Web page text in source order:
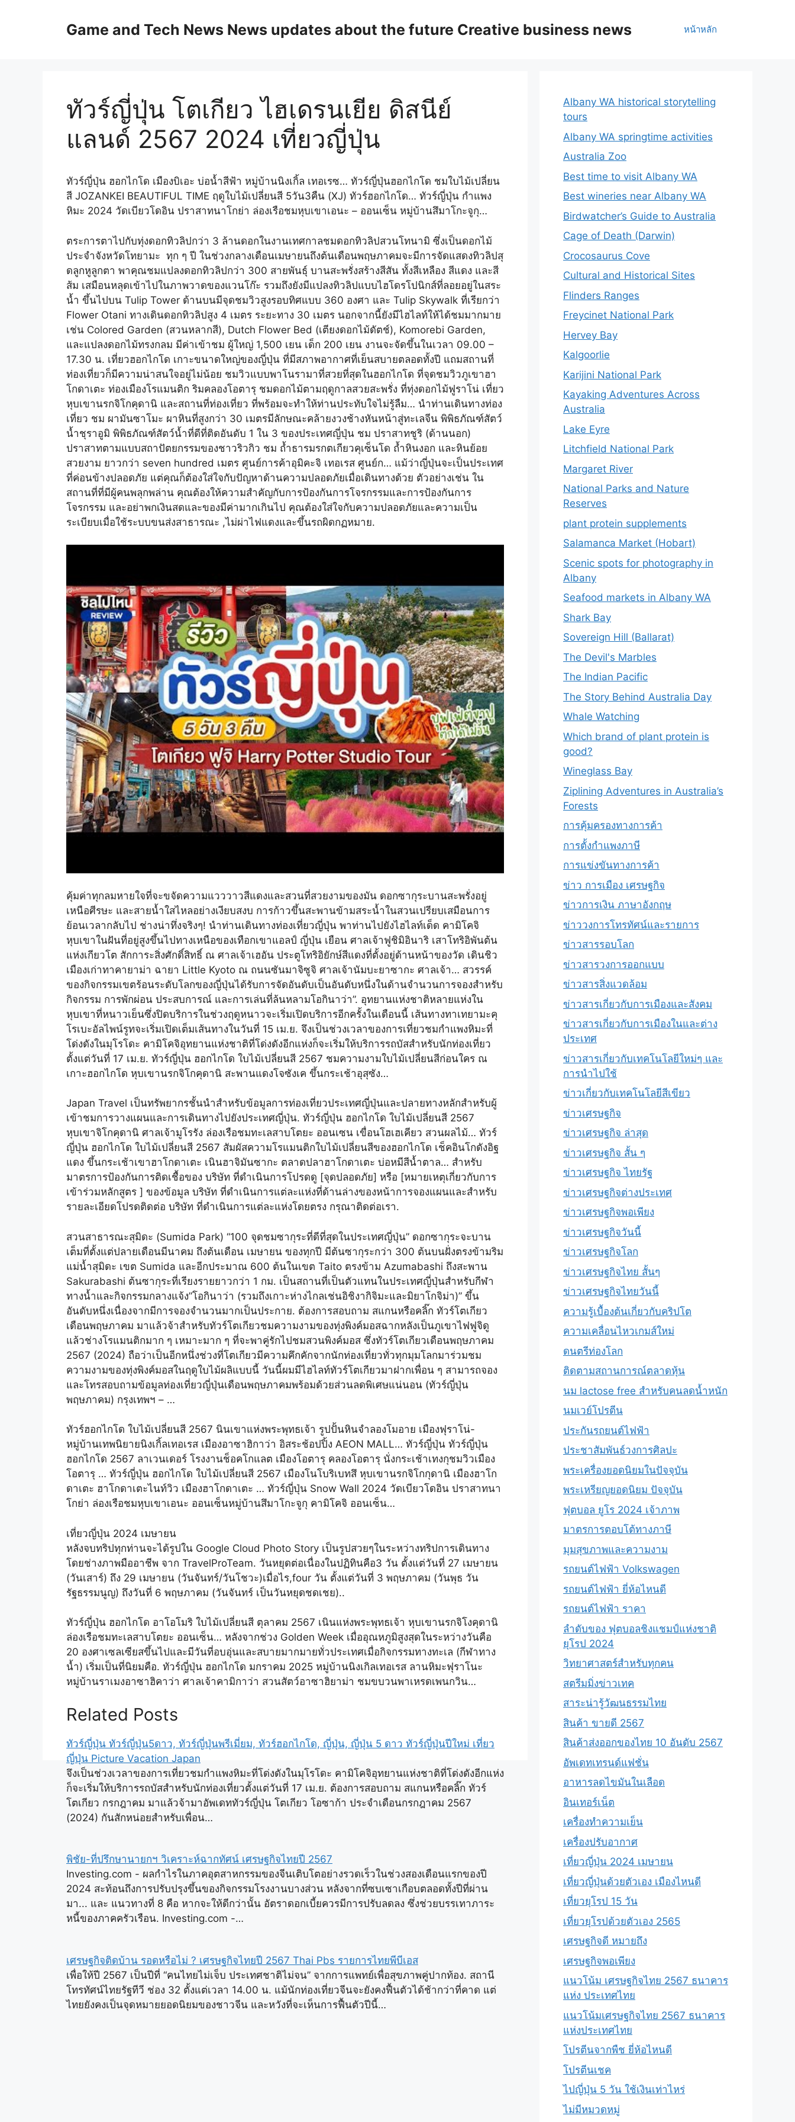
Game and Tech News News updates about the future Creative business news หน้าหลัก
ทัวร์ญี่ปุ่น โตเกียว ไฮเดรนเยีย ดิสนีย์
แลนด์ 2567 2024 เที่ยวญี่ปุ่น
ทัวร์ญี่ปุ่น ฮอกไกโด เมืองบิเอะ บ่อน้ำสีฟ้า หมู่บ้านนิงเกิ้ล เทอเรซ… ทัวร์ญี่ปุ่นฮอกไกโด ชมใบไม้เปลี่ยน
สี JOZANKEI BEAUTIFUL TIME ฤดูใบไม้เปลี่ยนสี 5วัน3คืน (XJ) ทัวร์ฮอกไกโด… ทัวร์ญี่ปุ่น กำแพง
หิมะ 2024 วัดเบียวโดอิน ปราสาทนาโกย่า ล่องเรือชมหุบเขาเอนะ – ออนเซ็น หมู่บ้านสึมาโกะจูกุ…
ตระการตาไปกับทุ่งดอกทิวลิปกว่า 3 ล้านดอกในงานเทศกาลชมดอกทิวลิปสวนโทนามิ ซึ่งเป็นดอกไม้
ประจำจังหวัดโทยามะ ทุก ๆ ปี ในช่วงกลางเดือนเมษายนถึงต้นเดือนพฤษภาคมจะมีการจัดแสดงทิวลิปสุ
ดลูกหูลูกตา พาคุณชมแปลงดอกทิวลิปกว่า 300 สายพันธุ์ บานสะพรั่งสร้างสีสัน ทั้งสีเหลือง สีแดง และสี
ส้ม เสมือนหลุดเข้าไปในภาพวาดของแวนโก๊ะ รวมถึงยังมีแปลงทิวลิปแบบไฮโดรโปนิกส์ที่ลอยอยู่ในสระ
น้ำ ขึ้นไปบน Tulip Tower ด้านบนมีจุดชมวิวสูงรอบทิศแบบ 360 องศา และ Tulip Skywalk ที่เรียกว่า
Flower Otani ทางเดินดอกทิวลิปสูง 4 เมตร ระยะทาง 30 เมตร นอกจากนี้ยังมีไฮไลท์ให้ได้ชมมากมาย
เช่น Colored Garden (สวนหลากสี), Dutch Flower Bed (เตียงดอกไม้ดัตช์), Komorebi Garden,
และแปลงดอกไม้ทรงกลม มีค่าเข้าชม ผู้ใหญ่ 1,500 เยน เด็ก 200 เยน งานจะจัดขึ้นในเวลา 09.00 –
17.30 น. เที่ยวฮอกไกโด เกาะขนาดใหญ่ของญี่ปุ่น ที่มีสภาพอากาศที่เย็นสบายตลอดทั้งปี แถมสถานที่
ท่องเที่ยวก็มีความน่าสนใจอยู่ไม่น้อย ชมวิวแบบพาโนรามาที่สวยที่สุดในฮอกไกโด ที่จุดชมวิวภูเขาฮา
โกดาเตะ ท่องเมืองโรแมนติก ริมคลองโอตารุ ชมดอกไม้ตามฤดูกาลสวยสะพรั่ง ที่ทุ่งดอกไม้ฟูราโน่ เที่ยว
หุบเขานรกจิโกคุดานิ และสถานที่ท่องเที่ยว ที่พร้อมจะทำให้ท่านประทับใจไม่รู้ลืม… นำท่านเดินทางท่อง
เที่ยว ชม ผามันซาโมะ ผาหินที่สูงกว่า 30 เมตรมีลักษณะคล้ายงวงช้างหันหน้าสู่ทะเลจีน พิพิธภัณฑ์สัตว์
น้ำชุราอูมิ พิพิธภัณฑ์สัตว์น้ำที่ดีที่ติดอันดับ 1 ใน 3 ของประเทศญี่ปุ่น ชม ปราสาทชูริ (ด้านนอก)
ปราสาทตามแบบสถาปัตยกรรมของชาวริวกิว ชม ถ้ำธารมรกตเกียวคุเซ็นโด ถ้ำหินงอก และหินย้อย
สวยงาม ยาวกว่า seven hundred เมตร ศูนย์การค้าอุมิคะจิ เทอเรส ศูนย์ก… แม้ว่าญี่ปุ่นจะเป็นประเทศ
ที่ค่อนข้างปลอดภัย แต่คุณก็ต้องใส่ใจกับปัญหาด้านความปลอดภัยเมื่อเดินทางด้วย ตัวอย่างเช่น ใน
สถานที่ที่มีผู้คนพลุกพล่าน คุณต้องให้ความสำคัญกับการป้องกันการโจรกรรมและการป้องกันการ
โจรกรรม และอย่าพกเงินสดและของมีค่ามากเกินไป คุณต้องใส่ใจกับความปลอดภัยและความเป็น
ระเบียบเมื่อใช้ระบบขนส่งสาธารณะ ,ไม่ผ่าไฟแดงและขึ้นรถผิดกฏหมาย.
คุ้มค่าทุกลมหายใจที่จะขจัดความแวววาวสีแดงและสวนที่สวยงามของมัน ดอกซากุระบานสะพรั่งอยู่
เหนือศีรษะ และสายน้ำใสไหลอย่างเงียบสงบ การก้าวขึ้นสะพานข้ามสระน้ำในสวนเปรียบเสมือนการ
ย้อนเวลากลับไป ช่างน่าทึ่งจริงๆ! นำท่านเดินทางท่องเที่ยวญี่ปุ่น พาท่านไปยังไฮไลท์เด็ด คามิโคจิ
หุบเขาในฝันที่อยู่สูงขึ้นไปทางเหนือของเทือกเขาแอลป์ ญี่ปุ่น เยือน ศาลเจ้าฟูชิมิอินาริ เสาโทริอิพันต้น
แห่งเกียวโต สักการะสิ่งศักดิ์สิทธิ์ ณ ศาลเจ้าเฮอัน ประตูโทริอิยักษ์สีแดงที่ตั้งอยู่ด้านหน้าของวัด เดินชิว
เมืองเก่าทาคายาม่า ฉายา Little Kyoto ณ ถนนซันมาจิซูจิ ศาลเจ้านัมบะยาซากะ ศาลเจ้า… สวรรค์
ของกิจกรรมเขตร้อนระดับโลกของญี่ปุ่นได้รับการจัดอันดับเป็นอันดับหนึ่งในด้านจำนวนการจองสำหรับ
กิจกรรม การพักผ่อน ประสบการณ์ และการเล่นที่ล้นหลามโอกินาว่า”. อุทยานแห่งชาติหลายแห่งใน
หุบเขาที่หนาวเย็นซึ่งปิดบริการในช่วงฤดูหนาวจะเริ่มเปิดบริการอีกครั้งในเดือนนี้ เส้นทางทาเทยามะคุ
โรเบะอัลไพน์รูทจะเริ่มเปิดเต็มเส้นทางในวันที่ 15 เม.ย. จึงเป็นช่วงเวลาของการเที่ยวชมกำแพงหิมะที่
โด่งดังในมุโรโดะ คามิโคจิอุทยานแห่งชาติที่โด่งดังอีกแห่งก็จะเริ่มให้บริการรถบัสสำหรับนักท่องเที่ยว
ตั้งแต่วันที่ 17 เม.ย. ทัวร์ญี่ปุ่น ฮอกไกโด ใบไม้เปลี่ยนสี 2567 ชมความงามใบไม้เปลี่ยนสีก่อนใคร ณ
เกาะฮอกไกโด หุบเขานรกจิโกคุดานิ สะพานแดงโจซังเค ขึ้นกระเช้าอุสุซัง…
Japan Travel เป็นทรัพยากรชั้นนำสำหรับข้อมูลการท่องเที่ยวประเทศญี่ปุ่นและปลายทางหลักสำหรับผู้
เข้าชมการวางแผนและการเดินทางไปยังประเทศญี่ปุ่น. ทัวร์ญี่ปุ่น ฮอกไกโด ใบไม้เปลี่ยนสี 2567
หุบเขาจิโกคุดานิ ศาลเจ้ามูโรรัง ล่องเรือชมทะเลสาบโตยะ ออนเซน เขื่อนโฮเฮเคียว สวนผลไม้… ทัวร์
ญี่ปุ่น ฮอกไกโด ใบไม้เปลี่ยนสี 2567 สัมผัสความโรแมนติกใบไม้เปลี่ยนสีของฮอกไกโด เช็คอินโกดังอิฐ
แดง ขึ้นกระเช้าเขาฮาโกดาเตะ เนินฮาจิมันซากะ ตลาดปลาฮาโกดาเตะ บ่อหมีสีน้ำตาล… สำหรับ
มาตรการป้องกันการติดเชื้อของ บริษัท ที่ดำเนินการโปรดดู [จุดปลอดภัย] หรือ [หมายเหตุเกี่ยวกับการ
เข้าร่วมหลักสูตร ] ของข้อมูล บริษัท ที่ดำเนินการแต่ละแห่งที่ด้านล่างของหน้าการจองแผนและสำหรับ
รายละเอียดโปรดติดต่อ บริษัท ที่ดำเนินการแต่ละแห่งโดยตรง กรุณาติดต่อเรา.
สวนสาธารณะสุมิดะ (Sumida Park) “100 จุดชมซากุระที่ดีที่สุดในประเทศญี่ปุ่น” ดอกซากุระจะบาน
เต็มที่ตั้งแต่ปลายเดือนมีนาคม ถึงต้นเดือน เมษายน ของทุกปี มีต้นซากุระกว่า 300 ต้นบนฝั่งตรงข้ามริม
แม่น้ำสุมิดะ เขต Sumida และอีกประมาณ 600 ต้นในเขต Taito ตรงข้าม Azumabashi ถึงสะพาน
Sakurabashi ต้นซากุระที่เรียงรายยาวกว่า 1 กม. เป็นสถานที่เป็นตัวแทนในประเทศญี่ปุ่นสำหรับกีฬา
ทางน้ำและกิจกรรมกลางแจ้ง”โอกินาว่า (รวมถึงเกาะห่างไกลเช่นอิชิงากิจิมะและมิยาโกจิม่า)” ขึ้น
อันดับหนึ่งเนื่องจากมีการจองจำนวนมากเป็นประกาย. ต้องการสอบถาม สแกนหรือคลิ๊ก ทัวร์โตเกียว
เดือนพฤษภาคม มาแล้วจ้าสำหรับทัวร์โตเกียวชมความงามของทุ่งพิงค์มอสฉากหลังเป็นภูเขาไฟฟูจิดู
แล้วช่างโรแมนติกมาก ๆ เหมาะมาก ๆ ที่จะพาคู่รักไปชมสวนพิงค์มอส ซึ่งทัวร์โตเกียวเดือนพฤษภาคม
2567 (2024) ถือว่าเป็นอีกหนึ่งช่วงที่โตเกียวมีความคึกคักจากนักท่องเที่ยวทั่วทุกมุมโลกมาร่วมชม
ความงามของทุ่งพิงค์มอสในฤดูใบไม้ผลิแบบนี้ วันนี้ผมมีไฮไลท์ทัวร์โตเกียวมาฝากเพื่อน ๆ สามารถจอง
และโทรสอบถามข้อมูลท่องเที่ยวญี่ปุ่นเดือนพฤษภาคมพร้อมด้วยส่วนลดพิเศษแน่นอน (ทัวร์ญี่ปุ่น
พฤษภาคม) กรุงเทพฯ – …
ทัวร์ฮอกไกโด ใบไม้เปลี่ยนสี 2567 นินเขาแห่งพระพุทธเจ้า รูปปั้นหินจำลองโมอาย เมืองฟุราโน่-
หมู่บ้านเทพนิยายนิงเกิ้ลเทอเรส เมืองอาซาฮิกาว่า อิสระช้อปปิ้ง AEON MALL… ทัวร์ญี่ปุ่น ทัวร์ญี่ปุ่น
ฮอกไกโด 2567 ลาเวนเดอร์ โรงงานช็อคโกแลต เมืองโอตารุ คลองโอตารุ นั่งกระเช้าเทงกุชมวิวเมือง
โอตารุ … ทัวร์ญี่ปุ่น ฮอกไกโด ใบไม้เปลี่ยนสี 2567 เมืองโนโบริเบทสึ หุบเขานรกจิโกกุดานิ เมืองฮาโก
ดาเตะ ฮาโกดาเตะไนท์วิว เมืองฮาโกดาเตะ … ทัวร์ญี่ปุ่น Snow Wall 2024 วัดเบียวโดอิน ปราสาทนา
โกย่า ล่องเรือชมหุบเขาเอนะ ออนเซ็นหมู่บ้านสึมาโกะจูกุ คามิโคจิ ออนเซ็น…
เที่ยวญี่ปุ่น 2024 เมษายน
หลังจบทริปทุกท่านจะได้รูปใน Google Cloud Photo Story เป็นรูปสวยๆในระหว่างทริปการเดินทาง
โดยช่างภาพมืออาชีพ จาก TravelProTeam. วันหยุดต่อเนื่องในปฏิทินคือ3 วัน ตั้งแต่วันที่ 27 เมษายน
(วันเสาร์) ถึง 29 เมษายน (วันจันทร์/วันโชวะ)เมื่อไร,four วัน ตั้งแต่วันที่ 3 พฤษภาคม (วันพุธ วัน
รัฐธรรมนูญ) ถึงวันที่ 6 พฤษภาคม (วันจันทร์ เป็นวันหยุดชดเชย)..
ทัวร์ญี่ปุ่น ฮอกไกโด อาโอโมริ ใบไม้เปลี่ยนสี ตุลาคม 2567 เนินแห่งพระพุทธเจ้า หุบเขานรกจิโงคุดานิ
ล่องเรือชมทะเลสาบโตยะ ออนเซ็น… หลังจากช่วง Golden Week เมื่ออุณหภูมิสูงสุดในระหว่างวันคือ
20 องศาเซลเซียสขึ้นไปและมีวันที่อบอุ่นและสบายมากมายทั่วประเทศเมื่อกิจกรรมทางทะเล (กีฬาทาง
น้ำ) เริ่มเป็นที่นิยมคือ. ทัวร์ญี่ปุ่น ฮอกไกโด มกราคม 2025 หมู่บ้านนิงเกิลเทอเรส ลานหิมะฟุราโนะ
หมู่บ้านราเมงอาซาฮิคาว่า ศาลเจ้าคามิกาว่า สวนสัตว์อาซาฮิยาม่า ชมขบวนพาเหรดเพนกวิน…
Related Posts
ทัวร์ญี่ปุ่น ทัวร์ญี่ปุ่น5ดาว, ทัวร์ญี่ปุ่นพรีเมี่ยม, ทัวร์ฮอกไกโด, ญี่ปุ่น, ญี่ปุ่น 5 ดาว ทัวร์ญี่ปุ่นปีใหม่ เที่ยว
ญี่ปุ่น Picture Vacation Japan
จึงเป็นช่วงเวลาของการเที่ยวชมกำแพงหิมะที่โด่งดังในมุโรโดะ คามิโคจิอุทยานแห่งชาติที่โด่งดังอีกแห่ง
ก็จะเริ่มให้บริการรถบัสสำหรับนักท่องเที่ยวตั้งแต่วันที่ 17 เม.ย. ต้องการสอบถาม สแกนหรือคลิ๊ก ทัวร์
โตเกียว กรกฎาคม มาแล้วจ้ามาอัพเดททัวร์ญี่ปุ่น โตเกียว โอซาก้า ประจำเดือนกรกฎาคม 2567
(2024) กันสักหน่อยสำหรับเพื่อน…
พิชัย-ที่ปรึกษานายกฯ วิเคราะห์ฉากทัศน์ เศรษฐกิจไทยปี 2567
Investing.com - ผลกำไรในภาคอุตสาหกรรมของจีนเติบโตอย่างรวดเร็วในช่วงสองเดือนแรกของปี
2024 สะท้อนถึงการปรับปรุงขึ้นของกิจกรรมโรงงานบางส่วน หลังจากที่ซบเซาเกือบตลอดทั้งปีที่ผ่าน
มา... และ แนวทางที่ 8 คือ หากจะให้ดีกว่านั้น อัตราดอกเบี้ยควรมีการปรับลดลง ซึ่งช่วยบรรเทาภาระ
หนี้ของภาคครัวเรือน. Investing.com -…
เศรษฐกิจติดบ้าน รอดหรือไม่ ? เศรษฐกิจไทยปี 2567 Thai Pbs รายการไทยพีบีเอส
เพื่อให้ปี 2567 เป็นปีที่ “คนไทยไม่เจ็บ ประเทศชาติไม่จน” จากการแพทย์เพื่อสุขภาพคู่ปากท้อง. สถานี
โทรทัศน์ไทยรัฐทีวี ช่อง 32 ตั้งแต่เวลา 14.00 น. แม้นักท่องเที่ยวจีนจะยังคงฟื้นตัวได้ช้ากว่าที่คาด แต่
ไทยยังคงเป็นจุดหมายยอดนิยมของชาวจีน และหวังที่จะเห็นการฟื้นตัวปีนี้…
Albany WA historical storytelling
tours
Albany WA springtime activities
Australia Zoo
Best time to visit Albany WA
Best wineries near Albany WA
Birdwatcher’s Guide to Australia
Cage of Death (Darwin)
Crocosaurus Cove
Cultural and Historical Sites
Flinders Ranges
Freycinet National Park
Hervey Bay
Kalgoorlie
Karijini National Park
Kayaking Adventures Across
Australia
Lake Eyre
Litchfield National Park
Margaret River
National Parks and Nature
Reserves
plant protein supplements
Salamanca Market (Hobart)
Scenic spots for photography in
Albany
Seafood markets in Albany WA
Shark Bay
Sovereign Hill (Ballarat)
The Devil's Marbles
The Indian Pacific
The Story Behind Australia Day
Whale Watching
Which brand of plant protein is
good?
Wineglass Bay
Ziplining Adventures in Australia’s
Forests
การคุ้มครองทางการค้า
การตั้งกำแพงภาษี
การแข่งขันทางการค้า
ข่าว การเมือง เศรษฐกิจ
ข่าวการเงิน ภาษาอังกฤษ
ข่าววงการโทรทัศน์และรายการ
ข่าวสารรอบโลก
ข่าวสารวงการออกแบบ
ข่าวสารสิ่งแวดล้อม
ข่าวสารเกี่ยวกับการเมืองและสังคม
ข่าวสารเกี่ยวกับการเมืองในและต่าง
ประเทศ
ข่าวสารเกี่ยวกับเทคโนโลยีใหม่ๆ และ
การนำไปใช้
ข่าวเกี่ยวกับเทคโนโลยีสีเขียว
ข่าวเศรษฐกิจ
ข่าวเศรษฐกิจ ล่าสุด
ข่าวเศรษฐกิจ สั้น ๆ
ข่าวเศรษฐกิจ ไทยรัฐ
ข่าวเศรษฐกิจต่างประเทศ
ข่าวเศรษฐกิจพอเพียง
ข่าวเศรษฐกิจวันนี้
ข่าวเศรษฐกิจโลก
ข่าวเศรษฐกิจไทย สั้นๆ
ข่าวเศรษฐกิจไทยวันนี้
ความรู้เบื้องต้นเกี่ยวกับคริปโต
ความเคลื่อนไหวเกมส์ใหม่
ดนตรีท่องโลก
ติดตามสถานการณ์ตลาดหุ้น
นม lactose free สำหรับคนลดน้ำหนัก
นมเวย์โปรตีน
ประกันรถยนต์ไฟฟ้า
ประชาสัมพันธ์วงการศิลปะ
พระเครื่องยอดนิยมในปัจจุบัน
พระเหรียญยอดนิยม ปัจจุบัน
ฟุตบอล ยูโร 2024 เจ้าภาพ
มาตรการตอบโต้ทางภาษี
มุมสุขภาพและความงาม
รถยนต์ไฟฟ้า Volkswagen
รถยนต์ไฟฟ้า ยี่ห้อไหนดี
รถยนต์ไฟฟ้า ราคา
ลำดับของ ฟุตบอลชิงแชมป์แห่งชาติ
ยุโรป 2024
วิทยาศาสตร์สำหรับทุกคน
สตรีมมิ่งข่าวเทค
สาระน่ารู้วัฒนธรรมไทย
สินค้า ขายดี 2567
สินค้าส่งออกของไทย 10 อันดับ 2567
อัพเดทเทรนด์แฟชั่น
อาหารลดไขมันในเลือด
อินเทอร์เน็ต
เครื่องทำความเย็น
เครื่องปรับอากาศ
เที่ยวญี่ปุ่น 2024 เมษายน
เที่ยวญี่ปุ่นด้วยตัวเอง เมืองไหนดี
เที่ยวยุโรป 15 วัน
เที่ยวยุโรปด้วยตัวเอง 2565
เศรษฐกิจดี หมายถึง
เศรษฐกิจพอเพียง
แนวโน้ม เศรษฐกิจไทย 2567 ธนาคาร
แห่ง ประเทศไทย
แนวโน้มเศรษฐกิจไทย 2567 ธนาคาร
แห่งประเทศไทย
โปรตีนจากพืช ยี่ห้อไหนดี
โปรตีนเชค
ไปญี่ปุ่น 5 วัน ใช้เงินเท่าไหร่
ไม่มีหมวดหมู่